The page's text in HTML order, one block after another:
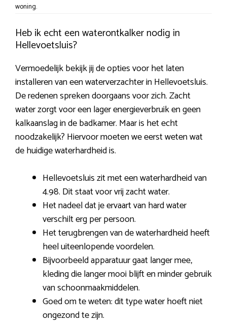
woning.
Heb ik echt een waterontkalker nodig in
Hellevoetsluis?
Vermoedelijk bekijk jij de opties voor het laten
installeren van een waterverzachter in Hellevoetsluis.
De redenen spreken doorgaans voor zich. Zacht
water zorgt voor een lager energieverbruik en geen
kalkaanslag in de badkamer. Maar is het echt
noodzakelijk? Hiervoor moeten we eerst weten wat
de huidige waterhardheid is.
Hellevoetsluis zit met een waterhardheid van
4.98. Dit staat voor vrij zacht water.
Het nadeel dat je ervaart van hard water
verschilt erg per persoon.
Het terugbrengen van de waterhardheid heeft
heel uiteenlopende voordelen.
Bijvoorbeeld apparatuur gaat langer mee,
kleding die langer mooi blijft en minder gebruik
van schoonmaakmiddelen.
Goed om te weten: dit type water hoeft niet
ongezond te zijn.